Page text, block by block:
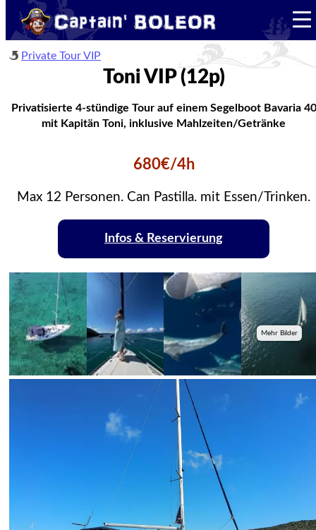
Private Tour VIP
Toni VIP (12p)
Privatisierte 4-stündige Tour auf einem Segelboot Bavaria 40
mit Kapitän Toni, inklusive Mahlzeiten/Getränke
680€/4h
Max 12 Personen. Can Pastilla. mit Essen/Trinken.
Infos & Reservierung
Mehr Bilder